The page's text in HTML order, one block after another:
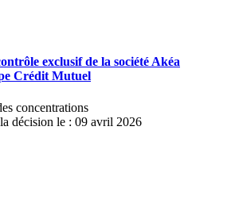
exclusif de la société Akéa
Crédit Mutuel
concentrations
décision le : 09 avril 2026